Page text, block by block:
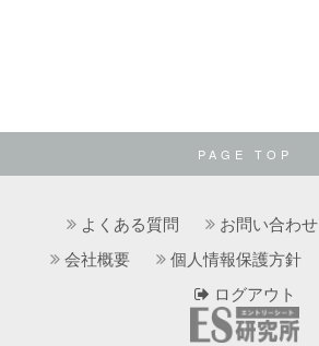
PAGE TOP
よくある質問 お問い合わせ
会社概要
個人情報保護方針
ログアウト